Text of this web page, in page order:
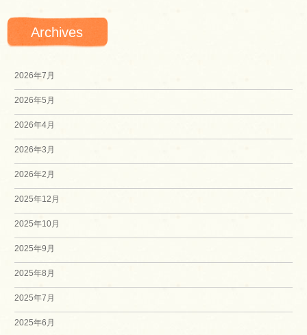
Archives
2026年7月
2026年5月
2026年4月
2026年3月
2026年2月
2025年12月
2025年10月
2025年9月
2025年8月
2025年7月
2025年6月